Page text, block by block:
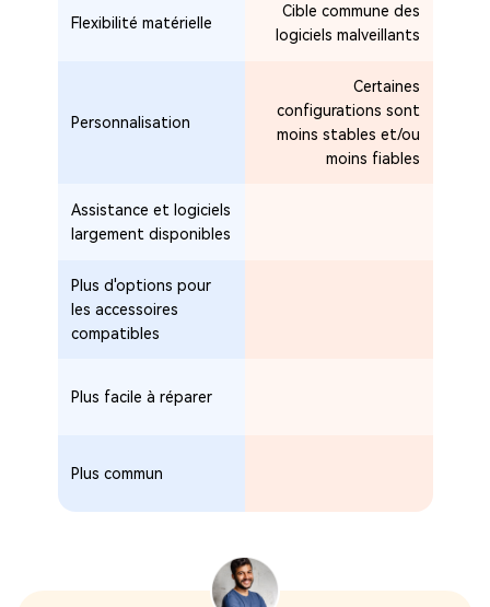
Flexibilité matérielle
Cible commune des
logiciels malveillants
Personnalisation
Certaines
configurations sont
moins stables et/ou
moins fiables
Assistance et logiciels
largement disponibles
Plus d'options pour
les accessoires
compatibles
Plus facile à réparer
Plus commun